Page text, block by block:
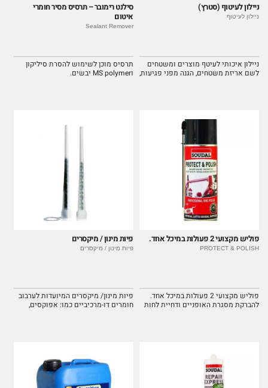
ניילון לעיטוף (סטרץ)
ניילון לעיטוף
ניילון איכותי לעיטף מוצרים ומשטחים
לשם אריזת משטחים, הגנה מפני פגיעות,
סילנט רימובר – תרסיס מסיר חומרי
איטום
Sealant Remover
תרסיס מוכן לשימוש להסרת סיליקון
וMS polymer יבשים.
פוליש מקצועי 2 פעולות במיכל אחד.
PROTECT & POLISH
פוליש מקצועי 2 פעולות במיכל אחד.
להברקת מסגרת האופניים ודחיית לחות
פיות מינון / מיקסרים
פיות מינון / מיקסרים
פיות מינון/ מיקסרים המיועדות לערבוב
חומרים דו-מרכיביים כמו: אפוקסים,